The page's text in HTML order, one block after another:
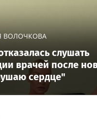
ВОЛОЧКОВА
слушать
врачей после
сердце"